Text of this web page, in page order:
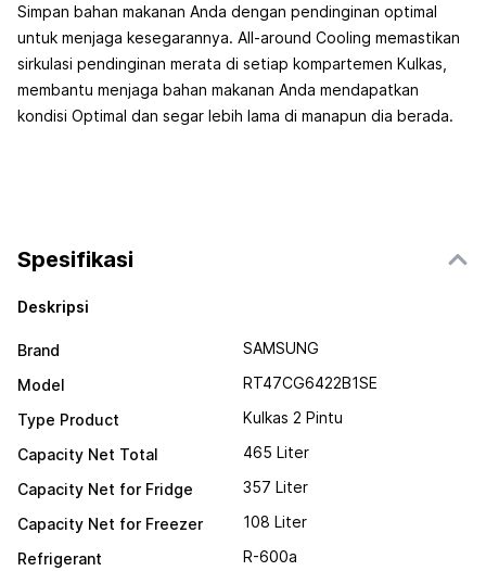
Simpan bahan makanan Anda dengan pendinginan optimal
untuk menjaga kesegarannya. All-around Cooling memastikan
sirkulasi pendinginan merata di setiap kompartemen Kulkas,
membantu menjaga bahan makanan Anda mendapatkan
kondisi Optimal dan segar lebih lama di manapun dia berada.
Spesifikasi
Deskripsi
Brand
SAMSUNG
Model
RT47CG6422B1SE
Type Product
Kulkas 2 Pintu
Capacity Net Total
465 Liter
Capacity Net for Fridge
357 Liter
Capacity Net for Freezer
108 Liter
Refrigerant
R-600a